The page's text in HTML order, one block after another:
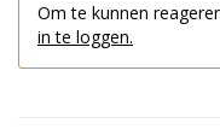
Om te kunnen
in te loggen.